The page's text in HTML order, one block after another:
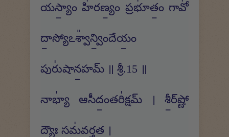
యస్యాం॒ హి॑రణ్యం॒ ప్రభూ॑తం॒ గావో॑
దా॒స్యోఽశ్వా᳚న్విం॒దేయం॒
పురు॑షాన॒హమ్ ॥ శ్రీ.15 ॥
నాభ్యా॑ ఆసీదం॒తరి॑క్షమ్ । శీ॒ర్​ష్ణో
ద్యౌః సమ॑వర్తత ।